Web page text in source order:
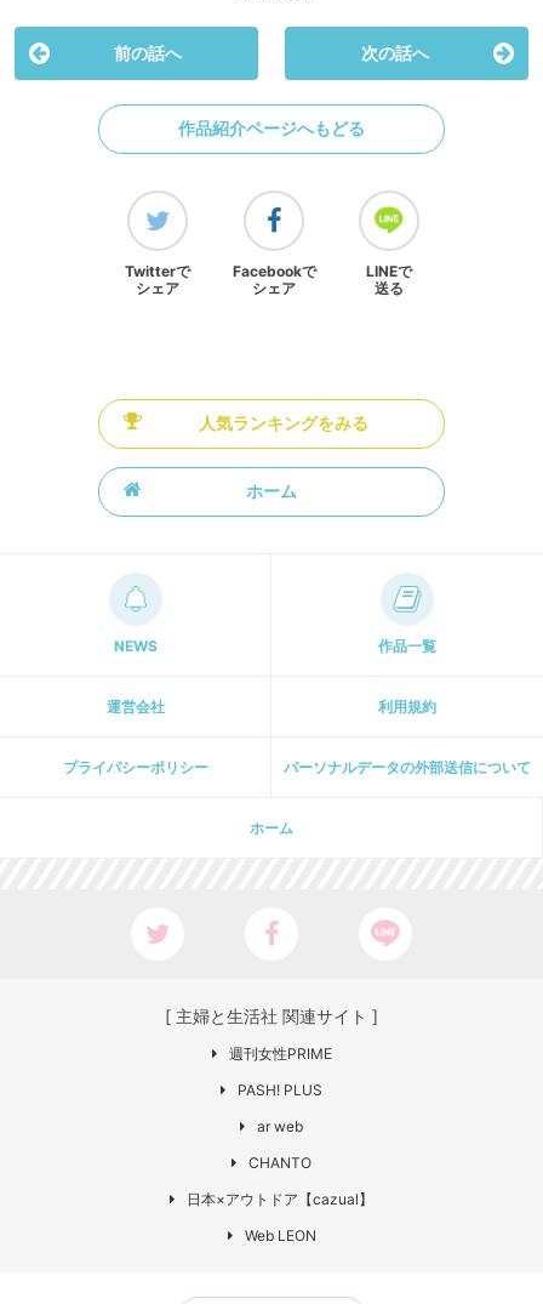
前の話へ 次の話へ
作品紹介ページへもどる
Twitterで
シェア
Facebookで
シェア
LINEで
送る
人気ランキングをみる
ホーム
NEWS 作品一覧
運営会社 利用規約
プライパシーポリシー パーソナルデータの外部送信について
ホーム
[ 主婦と生活社 関連サイト ]
週刊女性PRIME
PASH! PLUS
ar web
CHANTO
日本×アウトドア【cazual】
Web LEON